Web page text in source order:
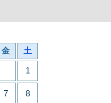
金 土
1
7 8